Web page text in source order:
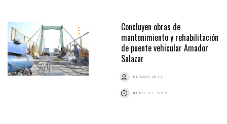
Concluyen obras de
mantenimiento y rehabilitación
de puente vehicular Amador
Salazar
BLOGCU 2022
ABRIL 27, 2015